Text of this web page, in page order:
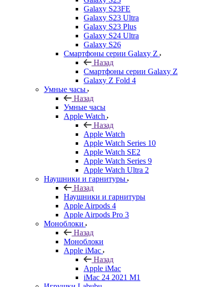
Galaxy S23FE
Galaxy S23 Ultra
Galaxy S23 Plus
Galaxy S24 Ultra
Galaxy S26
Смартфоны серии Galaxy Z
Назад
Смартфоны серии Galaxy Z
Galaxy Z Fold 4
Умные часы
Назад
Умные часы
Apple Watch
Назад
Apple Watch
Apple Watch Series 10
Apple Watch SE2
Apple Watch Series 9
Apple Watch Ultra 2
Наушники и гарнитуры
Назад
Наушники и гарнитуры
Apple Airpods 4
Apple Airpods Pro 3
Моноблоки
Назад
Моноблоки
Apple iMac
Назад
Apple iMac
iMac 24 2021 M1